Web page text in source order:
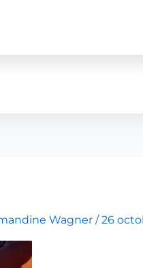
Wagner /26